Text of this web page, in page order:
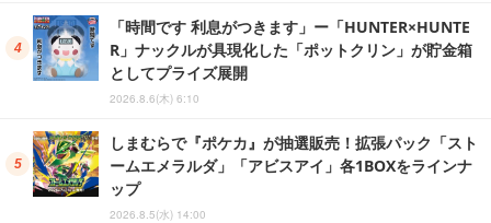
「時間です 利息がつきます」ー「HUNTER×HUNTE
R」ナックルが具現化した「ポットクリン」が貯金箱
としてプライズ展開
2026.8.6(木) 6:10
しまむらで『ポケカ』が抽選販売！拡張パック「スト
ームエメラルダ」「アビスアイ」各1BOXをラインナ
ップ
2026.8.5(水) 14:00